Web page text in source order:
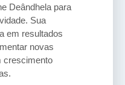
Deândhela para
Sua
em resultados
novas
crescimento